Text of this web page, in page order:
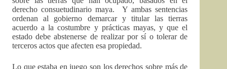
derecho consuetudinario maya. Y ambas sentencias
ordenan al gobierno demarcar y titular las tierras
acuerdo a la costumbre y prácticas mayas, y que el
estado debe abstenerse de realizar por sí o tolerar de
terceros actos que afecten esa propiedad.
Lo que estaba en juego son los derechos sobre más de